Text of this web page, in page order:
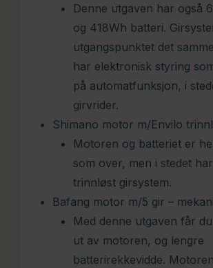
Denne utgaven har også
og 418Wh batteri.
utgangspunktet det
har elektronisk styring
på automatfunksjon, i
girvrider.
Shimano motor m/Envilo
Motoren og batteriet er
som over, men i stedet
trinnløst girsystem.
Bafang motor m/5 gir –
Med denne utgaven får
ut av motoren, og lengre
batterirekkevidde.